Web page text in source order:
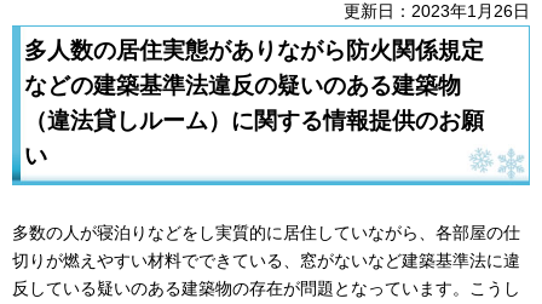
更新日：2023年1月26日
多人数の居住実態がありながら防火関係規定
などの建築基準法違反の疑いのある建築物
（違法貸しルーム）に関する情報提供のお願
い
多数の人が寝泊りなどをし実質的に居住していながら、各部屋の仕
切りが燃えやすい材料でできている、窓がないなど建築基準法に違
反している疑いのある建築物の存在が問題となっています。こうし